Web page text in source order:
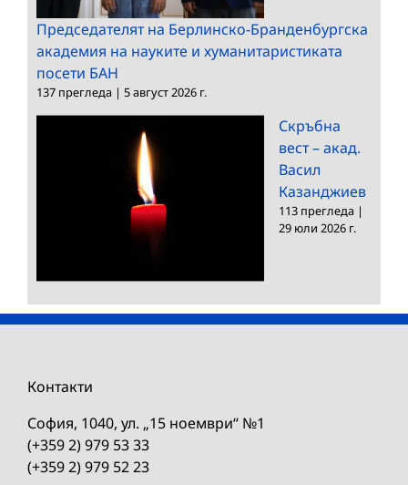
Председателят на Берлинско-Бранденбургска
академия на науките и хуманитаристиката
посети БАН
137 прегледа | 5 август 2026 г.
Скръбна
вест – акад.
Васил
Казанджиев
113 прегледа |
29 юли 2026 г.
Контакти
София, 1040, ул. „15 ноември“ №1
(+359 2) 979 53 33
(+359 2) 979 52 23